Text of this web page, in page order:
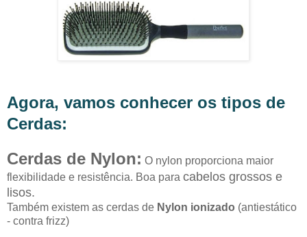
Agora, vamos conhecer os tipos de
Cerdas:
Cerdas de Nylon: O nylon proporciona maior
flexibilidade e resistência. Boa para cabelos grossos e
lisos.
Também existem as cerdas de Nylon ionizado (antiestático
- contra frizz)